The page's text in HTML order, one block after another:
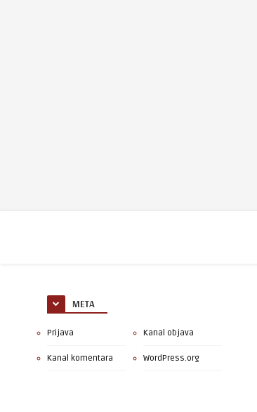
META
Prijava Kanal objava
Kanal komentara WordPress.org